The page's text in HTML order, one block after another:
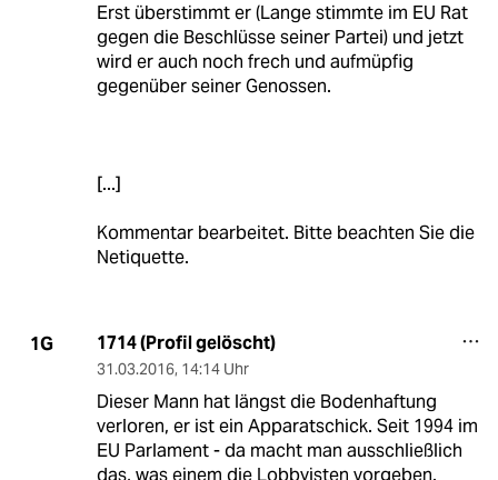
Erst überstimmt er (Lange stimmte im EU Rat
gegen die Beschlüsse seiner Partei) und jetzt
wird er auch noch frech und aufmüpfig
gegenüber seiner Genossen.
[...]
Kommentar bearbeitet. Bitte beachten Sie die
Netiquette.
1G 1714 (Profil gelöscht)
31.03.2016, 14:14 Uhr
Dieser Mann hat längst die Bodenhaftung
verloren, er ist ein Apparatschick. Seit 1994 im
EU Parlament - da macht man ausschließlich
das, was einem die Lobbyisten vorgeben.